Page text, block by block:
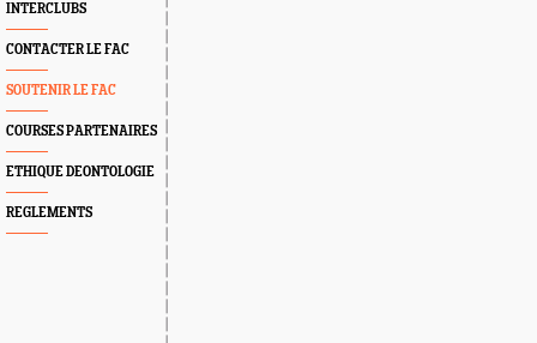
INTERCLUBS
CONTACTER LE FAC
SOUTENIR LE FAC
COURSES PARTENAIRES
ETHIQUE DEONTOLOGIE
REGLEMENTS